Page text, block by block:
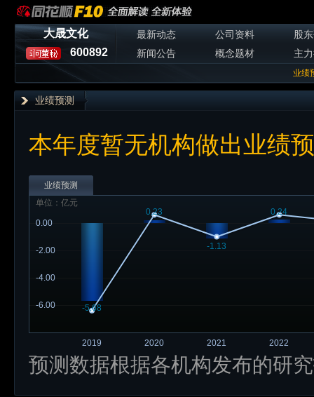
大晟文化
600892
最新动态 公司资料
股
新闻公告
概念题材 主
业绩
业绩预测
本年度暂无机构做出业绩
业绩预测
2019 2020 2021 2022
-6.00
-4.00
-2.00
0.00
单位：亿元
-5.68
0.23
-1.13
0.24
预测数据根据各机构发布的研